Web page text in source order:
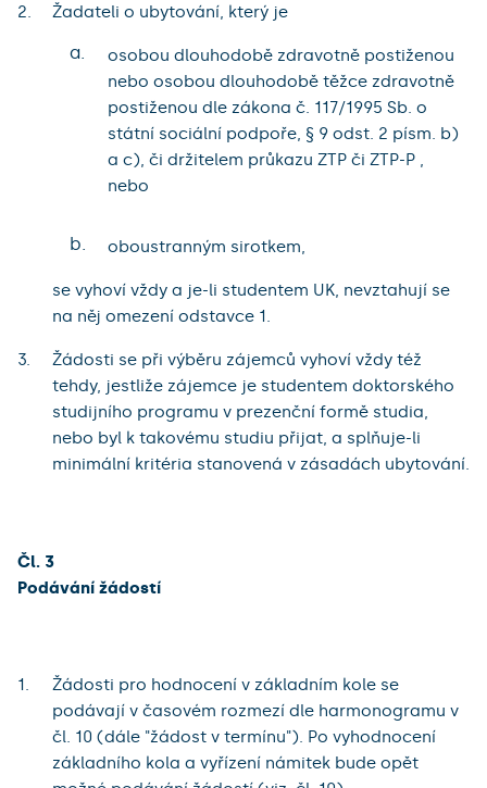
Žadateli o ubytování, který je
a.
osobou dlouhodobě zdravotně postiženou
nebo osobou dlouhodobě těžce zdravotně
postiženou dle zákona č. 117/1995 Sb. o
státní sociální podpoře, § 9 odst. 2 písm. b)
a c), či držitelem průkazu ZTP či ZTP-P ,
nebo
b. oboustranným sirotkem,
se vyhoví vždy a je-li studentem UK, nevztahují se
na něj omezení odstavce 1.
Žádosti se při výběru zájemců vyhoví vždy též
tehdy, jestliže zájemce je studentem doktorského
studijního programu v prezenční formě studia,
nebo byl k takovému studiu přijat, a splňuje-li
minimální kritéria stanovená v zásadách ubytování.
Čl. 3
Podávání žádostí
Žádosti pro hodnocení v základním kole se
podávají v časovém rozmezí dle harmonogramu v
čl. 10 (dále "žádost v termínu"). Po vyhodnocení
základního kola a vyřízení námitek bude opět